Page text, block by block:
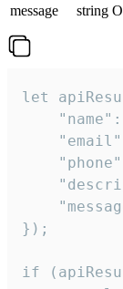
message
string
let
});
if